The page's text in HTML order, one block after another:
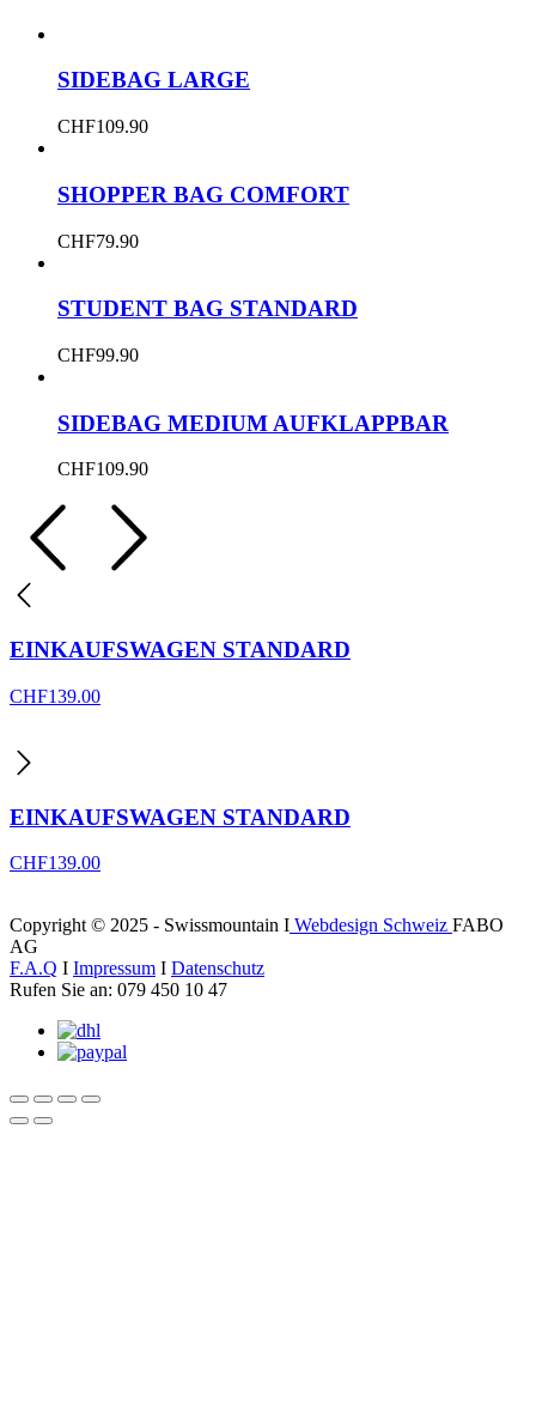
SIDEBAG LARGE
CHF109.90
SHOPPER BAG COMFORT
CHF79.90
STUDENT BAG STANDARD
CHF99.90
SIDEBAG MEDIUM AUFKLAPPBAR
CHF109.90
EINKAUFSWAGEN STANDARD
CHF139.00
EINKAUFSWAGEN STANDARD
CHF139.00
Copyright © 2025 - Swissmountain I Webdesign Schweiz FABO
AG
F.A.Q I Impressum I Datenschutz
Rufen Sie an: 079 450 10 47